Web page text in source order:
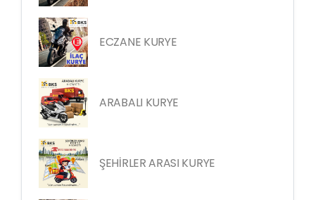
ECZANE KURYE
ARABALI KURYE
ŞEHİRLER ARASI KURYE